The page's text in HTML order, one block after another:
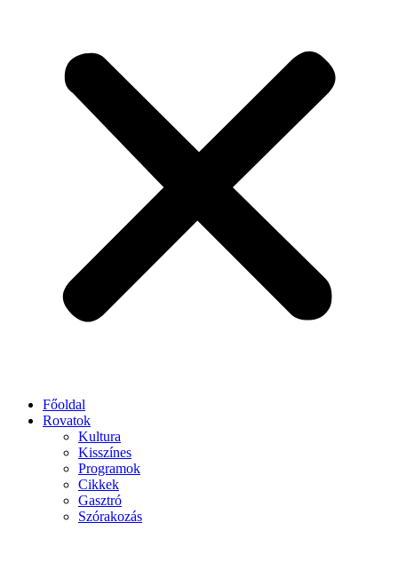
Főoldal
Rovatok
Kultura
Kisszínes
Programok
Cikkek
Gasztró
Szórakozás